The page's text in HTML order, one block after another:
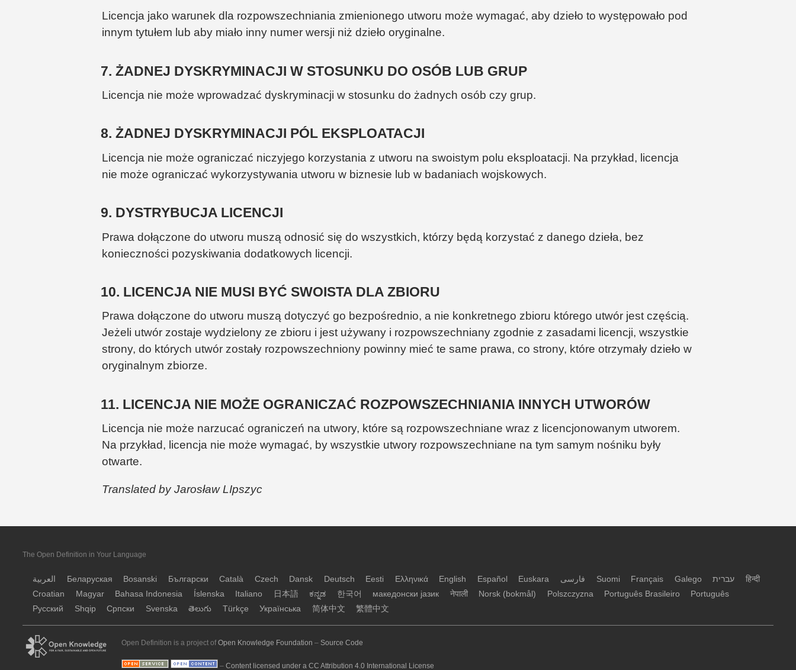
Licencja jako warunek dla rozpowszechniania zmienionego utworu może wymagać, aby dzieło to występowało pod
innym tytułem lub aby miało inny numer wersji niż dzieło oryginalne.
7. ŻADNEJ DYSKRYMINACJI W STOSUNKU DO OSÓB LUB GRUP
Licencja nie może wprowadzać dyskryminacji w stosunku do żadnych osób czy grup.
8. ŻADNEJ DYSKRYMINACJI PÓL EKSPLOATACJI
Licencja nie może ograniczać niczyjego korzystania z utworu na swoistym polu eksploatacji. Na przykład, licencja
nie może ograniczać wykorzystywania utworu w biznesie lub w badaniach wojskowych.
9. DYSTRYBUCJA LICENCJI
Prawa dołączone do utworu muszą odnosić się do wszystkich, którzy będą korzystać z danego dzieła, bez
konieczności pozyskiwania dodatkowych licencji.
10. LICENCJA NIE MUSI BYĆ SWOISTA DLA ZBIORU
Prawa dołączone do utworu muszą dotyczyć go bezpośrednio, a nie konkretnego zbioru którego utwór jest częścią.
Jeżeli utwór zostaje wydzielony ze zbioru i jest używany i rozpowszechniany zgodnie z zasadami licencji, wszystkie
strony, do których utwór zostały rozpowszechniony powinny mieć te same prawa, co strony, które otrzymały dzieło w
oryginalnym zbiorze.
11. LICENCJA NIE MOŻE OGRANICZAĆ ROZPOWSZECHNIANIA INNYCH UTWORÓW
Licencja nie może narzucać ograniczeń na utwory, które są rozpowszechniane wraz z licencjonowanym utworem.
Na przykład, licencja nie może wymagać, by wszystkie utwory rozpowszechniane na tym samym nośniku były
otwarte.
Translated by Jarosław LIpszyc
The Open Definition in Your Language
العربية Беларуская Bosanski Български Català Czech Dansk Deutsch Eesti Ελληνικά English Español Euskara فارسی Suomi Français Galego עברית
हिन्दी
Croatian
Magyar Bahasa Indonesia Íslenska Italiano 日本語 ಕನ್ನಡ 한국어 македонски јазик नेपाली Norsk (bokmål) Polszczyzna Português Brasileiro
Português
Русский
Shqip Српски Svenska తెలుగు Türkçe Українська 简体中文 繁體中文
Open Definition is a project of Open Knowledge Foundation – Source Code
– Content licensed under a CC Attribution 4.0 International License